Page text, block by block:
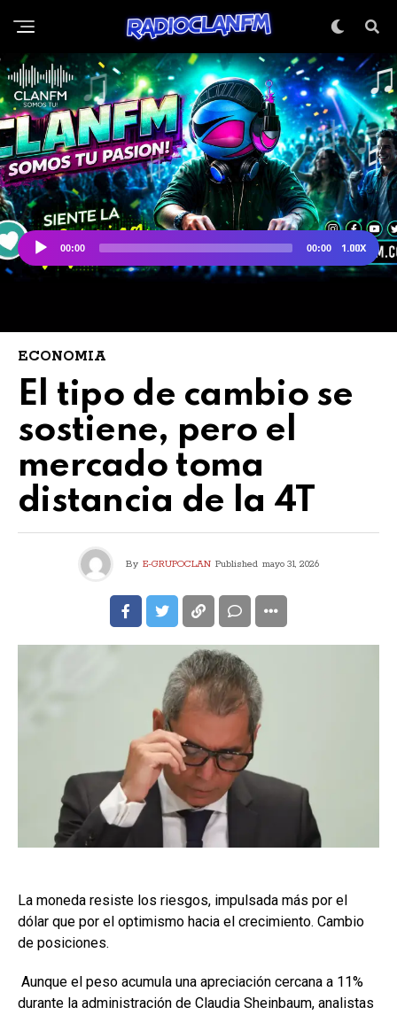
ECONOMIA
El tipo de cambio se
sostiene, pero el
mercado toma
distancia de la 4T
By E-GRUPOCLAN Published mayo 31, 2026
La moneda resiste los riesgos, impulsada más por el
dólar que por el optimismo hacia el crecimiento. Cambio
de posiciones.
Aunque el peso acumula una apreciación cercana a 11%
durante la administración de Claudia Sheinbaum, analistas